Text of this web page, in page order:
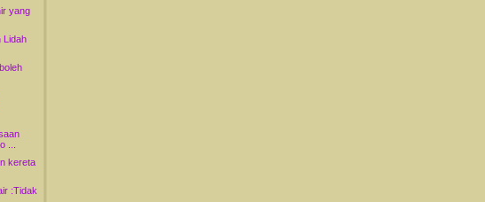
yang
Lidah
...
kereta
:Tidak